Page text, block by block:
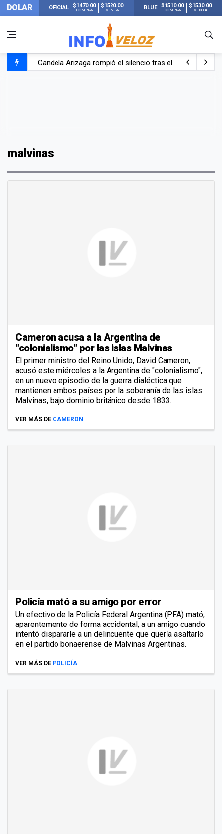
DOLAR OFICIAL $1470.00
COMPRA
$1520.00
VENTA BLUE $1510.00
COMPRA
$1530.00
VENTA
Candela Arizaga rompió el silencio tras el incidente con
malvinas
Cameron acusa a la Argentina de
"colonialismo" por las islas Malvinas
El primer ministro del Reino Unido, David Cameron,
acusó este miércoles a la Argentina de "colonialismo",
en un nuevo episodio de la guerra dialéctica que
mantienen ambos países por la soberanía de las islas
Malvinas, bajo dominio británico desde 1833.
VER MÁS DE CAMERON
Policía mató a su amigo por error
Un efectivo de la Policía Federal Argentina (PFA) mató,
aparentemente de forma accidental, a un amigo cuando
intentó dispararle a un delincuente que quería asaltarlo
en el partido bonaerense de Malvinas Argentinas.
VER MÁS DE POLICÍA